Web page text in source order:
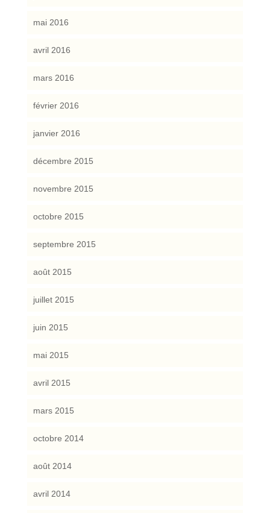
mai 2016
avril 2016
mars 2016
février 2016
janvier 2016
décembre 2015
novembre 2015
octobre 2015
septembre 2015
août 2015
juillet 2015
juin 2015
mai 2015
avril 2015
mars 2015
octobre 2014
août 2014
avril 2014